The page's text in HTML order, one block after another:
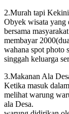
2.Murah tapi
Obyek wisata yang
bersama
membayar
wahana spot photo
singgah keluarga
3.Makanan Ala
Ketika masuk
melihat warung
ala Desa.